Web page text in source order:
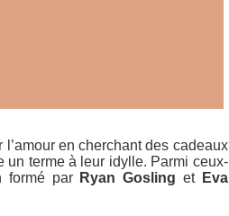
en cherchant des cadeaux
un terme à leur idylle. Parmi ceux-
formé par Ryan Gosling et Eva